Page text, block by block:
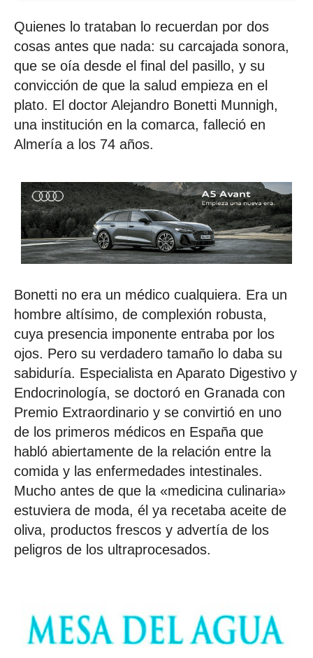
Quienes lo trataban lo recuerdan por dos
cosas antes que nada: su carcajada sonora,
que se oía desde el final del pasillo, y su
convicción de que la salud empieza en el
plato. El doctor Alejandro Bonetti Munnigh,
una institución en la comarca, falleció en
Almería a los 74 años.
Bonetti no era un médico cualquiera. Era un
hombre altísimo, de complexión robusta,
cuya presencia imponente entraba por los
ojos. Pero su verdadero tamaño lo daba su
sabiduría. Especialista en Aparato Digestivo y
Endocrinología, se doctoró en Granada con
Premio Extraordinario y se convirtió en uno
de los primeros médicos en España que
habló abiertamente de la relación entre la
comida y las enfermedades intestinales.
Mucho antes de que la «medicina culinaria»
estuviera de moda, él ya recetaba aceite de
oliva, productos frescos y advertía de los
peligros de los ultraprocesados.